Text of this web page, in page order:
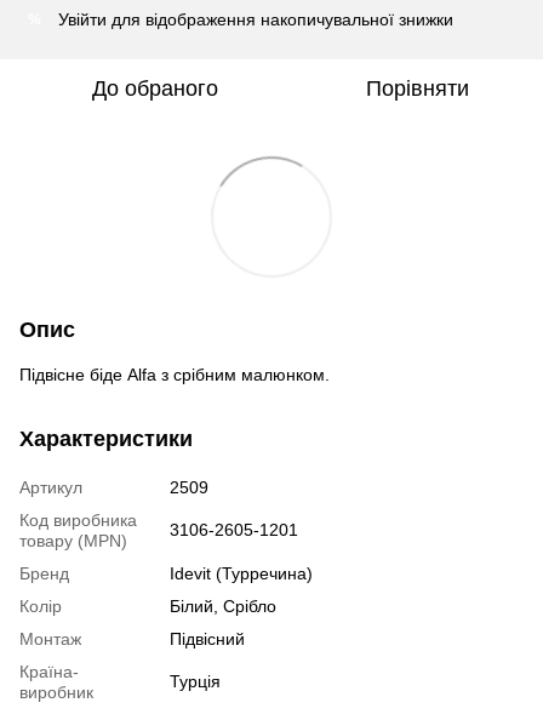
Увійти для відображення накопичувальної знижки
До обраного Порівняти
Опис
Підвісне біде Alfa з срібним малюнком.
Характеристики
Артикул
2509
Код виробника
товару (MPN)
3106-2605-1201
Бренд
Idevit (Турречина)
Колір
Білий, Срібло
Монтаж
Підвісний
Країна-
виробник
Турція